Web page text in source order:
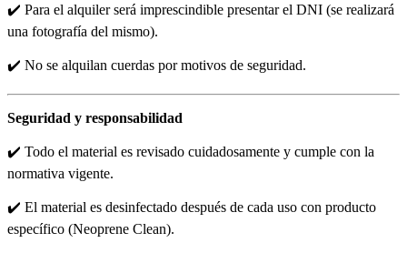
✔️ Para el alquiler será imprescindible presentar el DNI (se realizará
una fotografía del mismo).
✔️ No se alquilan cuerdas por motivos de seguridad.
Seguridad y responsabilidad
✔️ Todo el material es revisado cuidadosamente y cumple con la
normativa vigente.
✔️ El material es desinfectado después de cada uso con producto
específico (Neoprene Clean).